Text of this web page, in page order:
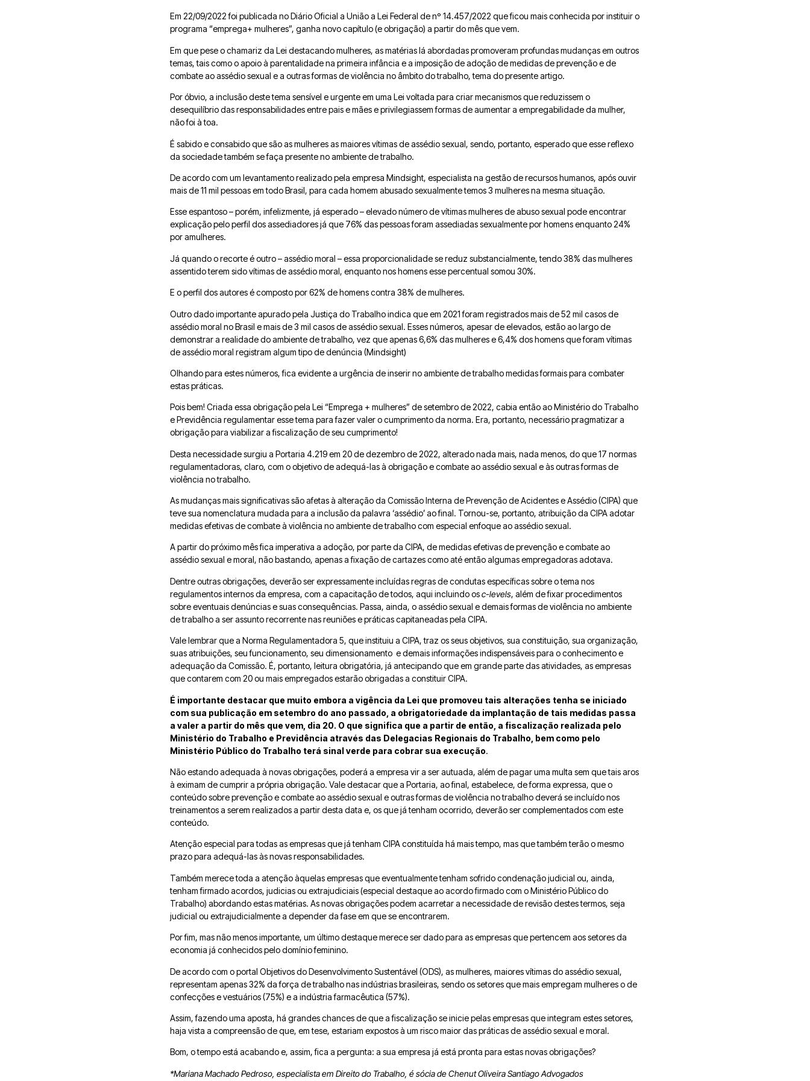
Em 22/09/2022 foi publicada no Diário Oficial a União a Lei Federal de nº 14.457/2022 que ficou mais conhecida por instituir o
programa “emprega+ mulheres”, ganha novo capítulo (e obrigação) a partir do mês que vem.
Em que pese o chamariz da Lei destacando mulheres, as matérias lá abordadas promoveram profundas mudanças em outros
temas, tais como o apoio à parentalidade na primeira infância e a imposição de adoção de medidas de prevenção e de
combate ao assédio sexual e a outras formas de violência no âmbito do trabalho, tema do presente artigo.
Por óbvio, a inclusão deste tema sensível e urgente em uma Lei voltada para criar mecanismos que reduzissem o
desequilíbrio das responsabilidades entre pais e mães e privilegiassem formas de aumentar a empregabilidade da mulher,
não foi à toa.
É sabido e consabido que são as mulheres as maiores vítimas de assédio sexual, sendo, portanto, esperado que esse reflexo
da sociedade também se faça presente no ambiente de trabalho.
De acordo com um levantamento realizado pela empresa Mindsight, especialista na gestão de recursos humanos, após ouvir
mais de 11 mil pessoas em todo Brasil, para cada homem abusado sexualmente temos 3 mulheres na mesma situação.
Esse espantoso – porém, infelizmente, já esperado – elevado número de vítimas mulheres de abuso sexual pode encontrar
explicação pelo perfil dos assediadores já que 76% das pessoas foram assediadas sexualmente por homens enquanto 24%
por amulheres.
Já quando o recorte é outro – assédio moral – essa proporcionalidade se reduz substancialmente, tendo 38% das mulheres
assentido terem sido vítimas de assédio moral, enquanto nos homens esse percentual somou 30%.
E o perfil dos autores é composto por 62% de homens contra 38% de mulheres.
Outro dado importante apurado pela Justiça do Trabalho indica que em 2021 foram registrados mais de 52 mil casos de
assédio moral no Brasil e mais de 3 mil casos de assédio sexual. Esses números, apesar de elevados, estão ao largo de
demonstrar a realidade do ambiente de trabalho, vez que apenas 6,6% das mulheres e 6,4% dos homens que foram vítimas
de assédio moral registram algum tipo de denúncia (Mindsight)
Olhando para estes números, fica evidente a urgência de inserir no ambiente de trabalho medidas formais para combater
estas práticas.
Pois bem! Criada essa obrigação pela Lei “Emprega + mulheres” de setembro de 2022, cabia então ao Ministério do Trabalho
e Previdência regulamentar esse tema para fazer valer o cumprimento da norma. Era, portanto, necessário pragmatizar a
obrigação para viabilizar a fiscalização de seu cumprimento!
Desta necessidade surgiu a Portaria 4.219 em 20 de dezembro de 2022, alterado nada mais, nada menos, do que 17 normas
regulamentadoras, claro, com o objetivo de adequá-las à obrigação e combate ao assédio sexual e às outras formas de
violência no trabalho.
As mudanças mais significativas são afetas à alteração da Comissão Interna de Prevenção de Acidentes e Assédio (CIPA) que
teve sua nomenclatura mudada para a inclusão da palavra ‘assédio’ ao final. Tornou-se, portanto, atribuição da CIPA adotar
medidas efetivas de combate à violência no ambiente de trabalho com especial enfoque ao assédio sexual.
A partir do próximo mês fica imperativa a adoção, por parte da CIPA, de medidas efetivas de prevenção e combate ao
assédio sexual e moral, não bastando, apenas a fixação de cartazes como até então algumas empregadoras adotava.
Dentre outras obrigações, deverão ser expressamente incluídas regras de condutas específicas sobre o tema nos
regulamentos internos da empresa, com a capacitação de todos, aqui incluindo osc-levels, além de fixar procedimentos
sobre eventuais denúncias e suas consequências. Passa, ainda, o assédio sexual e demais formas de violência no ambiente
de trabalho a ser assunto recorrente nas reuniões e práticas capitaneadas pela CIPA.
Vale lembrar que a Norma Regulamentadora 5, que instituiu a CIPA, traz os seus objetivos, sua constituição, sua organização,
suas atribuições, seu funcionamento, seu dimensionamento e demais informações indispensáveis para o conhecimento e
adequação da Comissão. É, portanto, leitura obrigatória, já antecipando que em grande parte das atividades, as empresas
que contarem com 20 ou mais empregados estarão obrigadas a constituir CIPA.
É importante destacar que muito embora a vigência da Lei que promoveu tais alterações tenha se iniciado
com sua publicação em setembro do ano passado, a obrigatoriedade da implantação de tais medidas passa
a valer a partir do mês que vem, dia 20. O que significa que a partir de então, a fiscalização realizada pelo
Ministério do Trabalho e Previdência através das Delegacias Regionais do Trabalho, bem como pelo
Ministério Público do Trabalho terá sinal verde para cobrar sua execução.
Não estando adequada à novas obrigações, poderá a empresa vir a ser autuada, além de pagar uma multa sem que tais aros
à eximam de cumprir a própria obrigação. Vale destacar que a Portaria, ao final, estabelece, de forma expressa, que o
conteúdo sobre prevenção e combate ao assédio sexual e outras formas de violência no trabalho deverá se incluído nos
treinamentos a serem realizados a partir desta data e, os que já tenham ocorrido, deverão ser complementados com este
conteúdo.
Atenção especial para todas as empresas que já tenham CIPA constituída há mais tempo, mas que também terão o mesmo
prazo para adequá-las às novas responsabilidades.
Também merece toda a atenção àquelas empresas que eventualmente tenham sofrido condenação judicial ou, ainda,
tenham firmado acordos, judicias ou extrajudiciais (especial destaque ao acordo firmado com o Ministério Público do
Trabalho) abordando estas matérias. As novas obrigações podem acarretar a necessidade de revisão destes termos, seja
judicial ou extrajudicialmente a depender da fase em que se encontrarem.
Por fim, mas não menos importante, um último destaque merece ser dado para as empresas que pertencem aos setores da
economia já conhecidos pelo domínio feminino.
De acordo com o portal Objetivos do Desenvolvimento Sustentável (ODS), as mulheres, maiores vítimas do assédio sexual,
representam apenas 32% da força de trabalho nas indústrias brasileiras, sendo os setores que mais empregam mulheres o de
confecções e vestuários (75%) e a indústria farmacêutica (57%).
Assim, fazendo uma aposta, há grandes chances de que a fiscalização se inicie pelas empresas que integram estes setores,
haja vista a compreensão de que, em tese, estariam expostos à um risco maior das práticas de assédio sexual e moral.
Bom, o tempo está acabando e, assim, fica a pergunta: a sua empresa já está pronta para estas novas obrigações?
*Mariana Machado Pedroso, especialista em Direito do Trabalho, é sócia de Chenut Oliveira Santiago Advogados